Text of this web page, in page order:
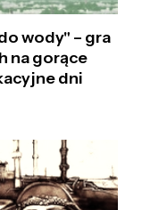
wody" – gra
na gorące
dni